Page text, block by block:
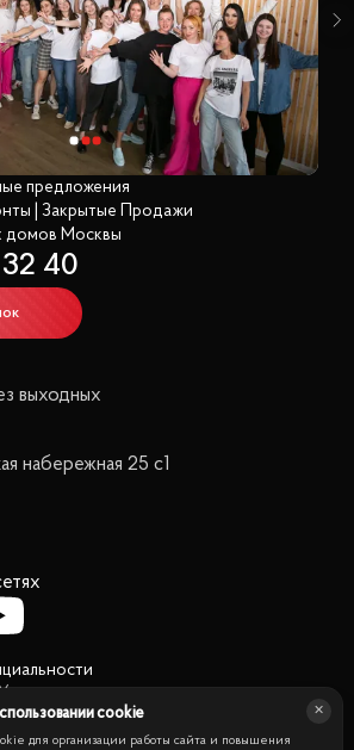
предложения
| Закрытые Продажи
домов Москвы
40
выходных
набережная 25 с1
информация, в т.ч. стоимости
характер и не является
cookie
для организации работы сайта и повышения